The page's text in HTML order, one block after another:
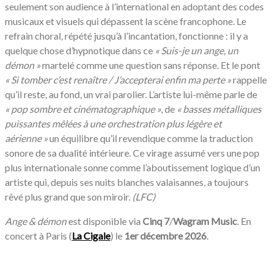
seulement son audience à l’international en adoptant des codes
musicaux et visuels qui dépassent la scène francophone. Le
refrain choral, répété jusqu’à l’incantation, fonctionne : il y a
quelque chose d’hypnotique dans ce «Suis-je un ange, un
démon »martelé comme une question sans réponse. Et le pont
«Si tomber c’est renaître / J’accepterai enfin ma perte »rappelle
qu’il reste, au fond, un vrai parolier. L’artiste lui-même parle de
«pop sombre et cinématographique », de «basses métalliques
puissantes mêlées à une orchestration plus légère et
aérienne »un équilibre qu’il revendique comme la traduction
sonore de sa dualité intérieure. Ce virage assumé vers une pop
plus internationale sonne comme l’aboutissement logique d’un
artiste qui, depuis ses nuits blanches valaisannes, a toujours
rêvé plus grand que son miroir. (LFC)
Ange & démonest disponible via Cinq 7/Wagram Music. En
concert à Paris (La Cigale) le 1er décembre 2026.